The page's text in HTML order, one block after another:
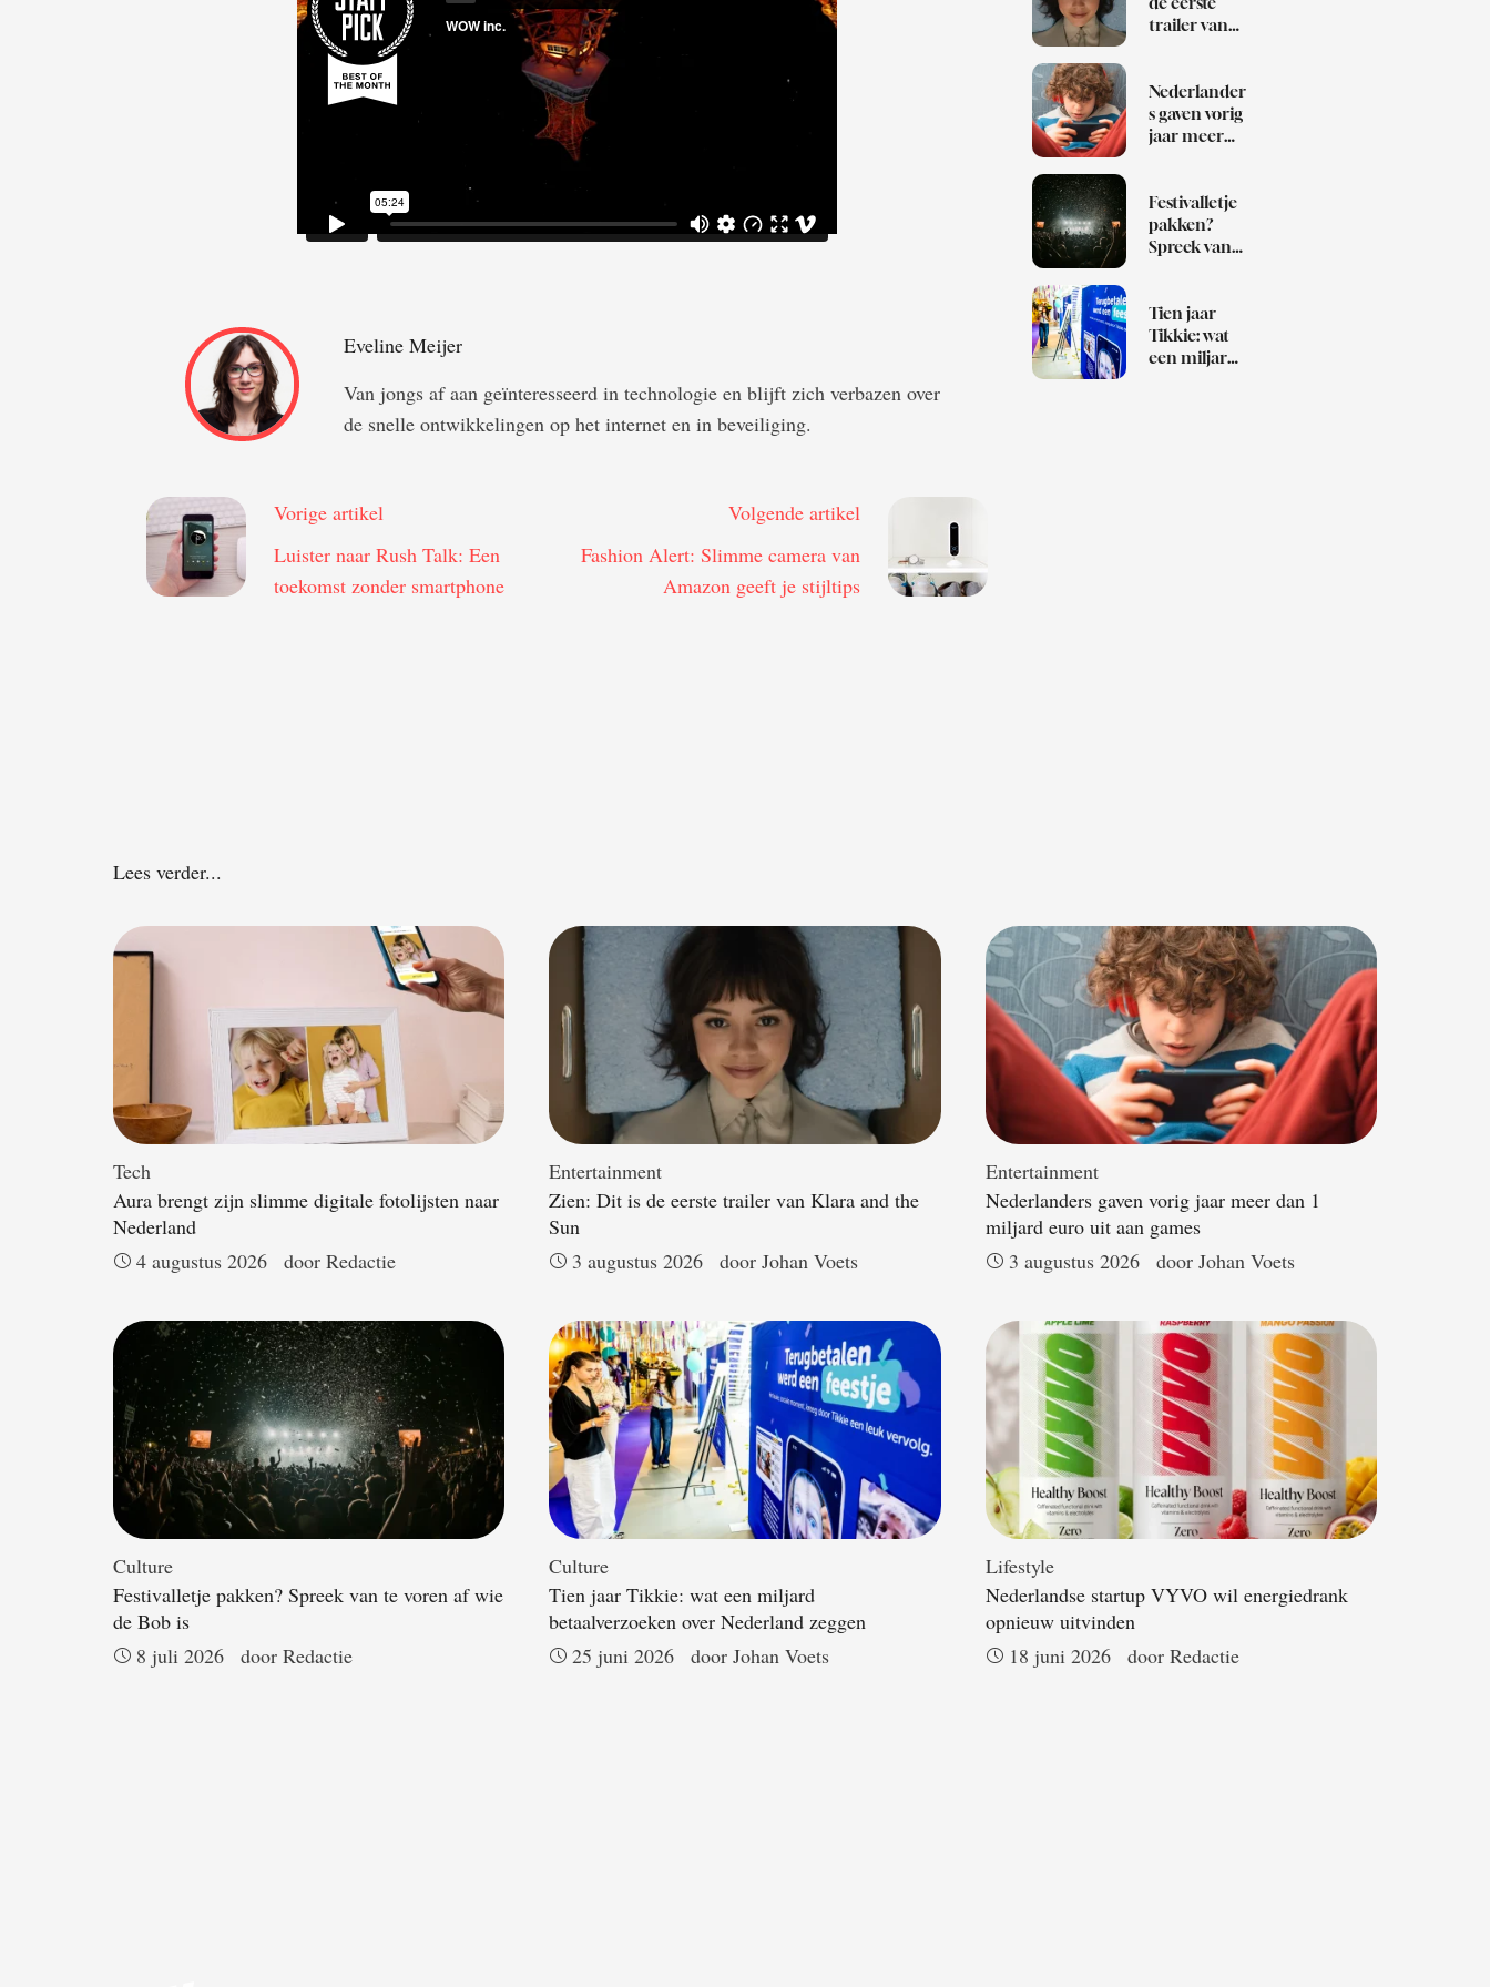
Eveline Meijer
Van jongs af aan geïnteresseerd in technologie en blijft zich verbazen over
de snelle ontwikkelingen op het internet en in beveiliging.
Vorige artikel
Luister naar Rush Talk: Een
toekomst zonder smartphone
Volgende artikel
Fashion Alert: Slimme camera van
Amazon geeft je stijltips
trailer van
Nederlander
s gaven vorig
jaar meer
games
Festivalletje
pakken?
Spreek van
Tien jaar
Tikkie: wat
een miljard
Lees verder...
Tech
Aura brengt zijn slimme digitale fotolijsten naar
Nederland
4 augustus 2026
door Redactie
Entertainment
Zien: Dit is de eerste trailer van Klara and the
Sun
3 augustus 2026
door Johan Voets
Entertainment
Nederlanders gaven vorig jaar meer dan 1
miljard euro uit aan games
3 augustus 2026
door Johan Voets
Culture
Festivalletje pakken? Spreek van te voren af wie
de Bob is
8 juli 2026
door Redactie
Culture
Tien jaar Tikkie: wat een miljard
betaalverzoeken over Nederland zeggen
25 juni 2026
door Johan Voets
Lifestyle
Nederlandse startup VYVO wil energiedrank
opnieuw uitvinden
18 juni 2026
door Redactie